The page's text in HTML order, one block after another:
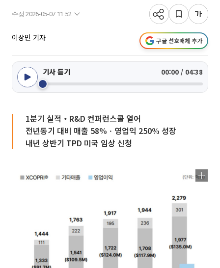
수정 2026-05-07 11:52
이상민 기자 구글 선호매체 추가
기사 듣기 00:00 / 04:38
1분기 실적‧R&D 컨퍼런스콜 열어
전년동기 대비 매출 58%ㆍ영업익 250% 성장
내년 상반기 TPD 미국 임상 신청